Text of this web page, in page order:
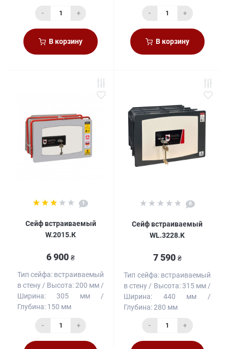
- +
В корзину
- +
В корзину
1
Сейф встраиваемый
W.2015.К
6 900 ₴
Тип сейфа: встраиваемый
в стену
Высота:200 мм
Ширина:
305 мм
Глубина: 150 мм
- +
0
Сейф встраиваемый
WL.3228.K
7 590 ₴
Тип сейфа: встраиваемый
в стену
Высота: 315 мм
Ширина:
440 мм
Глубина:280 мм
- +